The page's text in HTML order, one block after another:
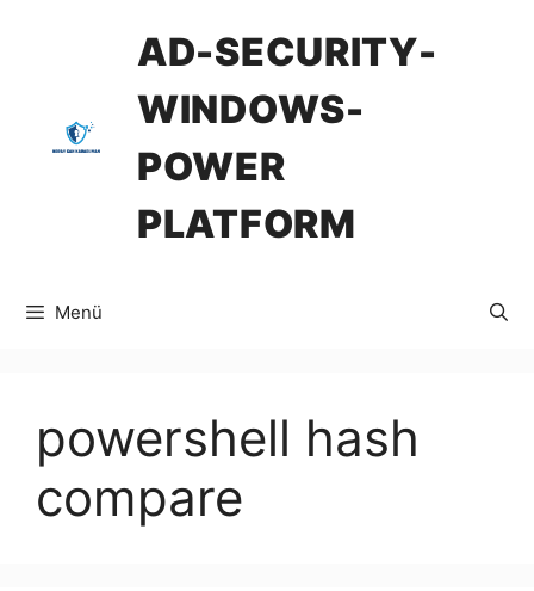
AD-SECURITY-
WINDOWS-
POWER
PLATFORM
Menü
powershell hash
compare